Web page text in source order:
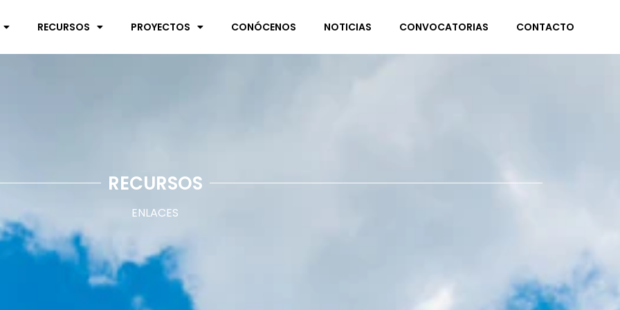
RECURSOS PROYECTOS CONÓCENOS NOTICIAS CONVOCATORIAS CONTACTO
RECURSOS
ENLACES